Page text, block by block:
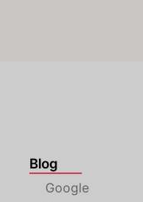
Blog
Google